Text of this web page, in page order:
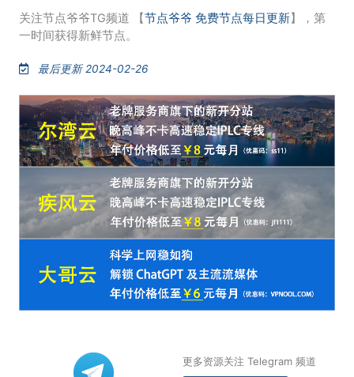
关注节点爷爷TG频道 【节点爷爷 免费节点每日更新】，第
一时间获得新鲜节点。
最后更新 2024-02-26
更多资源关注 Telegram 频道